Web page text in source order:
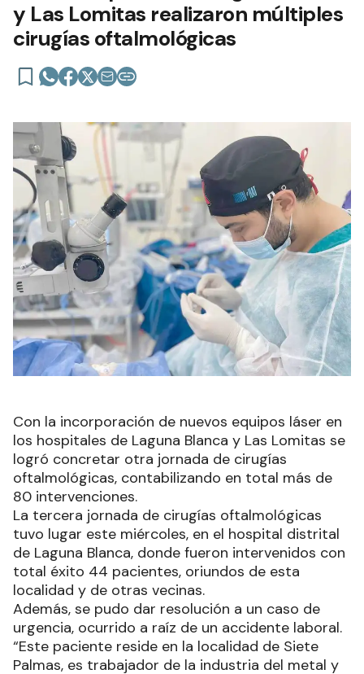
y Las Lomitas realizaron múltiples
cirugías oftalmológicas
Con la incorporación de nuevos equipos láser en
los hospitales de Laguna Blanca y Las Lomitas se
logró concretar otra jornada de cirugías
oftalmológicas, contabilizando en total más de
80 intervenciones.
La tercera jornada de cirugías oftalmológicas
tuvo lugar este miércoles, en el hospital distrital
de Laguna Blanca, donde fueron intervenidos con
total éxito 44 pacientes, oriundos de esta
localidad y de otras vecinas.
Además, se pudo dar resolución a un caso de
urgencia, ocurrido a raíz de un accidente laboral.
“Este paciente reside en la localidad de Siete
Palmas, es trabajador de la industria del metal y